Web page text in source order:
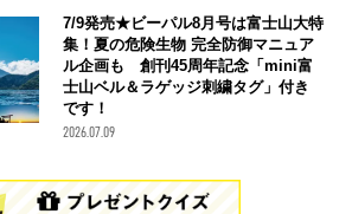
7/9発売★ビーパル8月号は富士山大特
集！夏の危険生物 完全防御マニュア
ル企画も 創刊45周年記念「mini富
士山ベル＆ラゲッジ刺繍タグ」付き
です！
2026.07.09